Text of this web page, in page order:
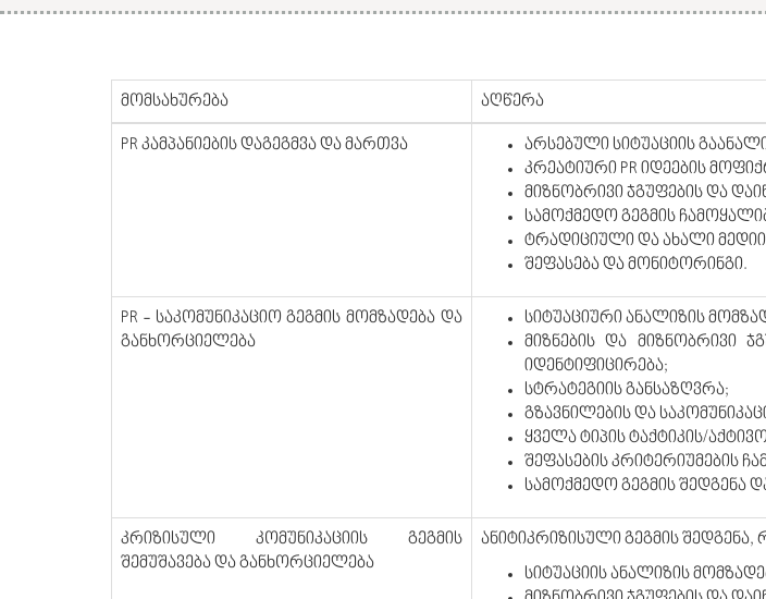
მომსახურება აღწერა
PR კამპანიების დაგეგმვა და მართვა
არსებული სიტუაციის
კრეატიური PR იდეების
მიზნობრივი ჯგუფების და
სამოქმედო გეგმის
ტრადიციული და ახალი
შეფასება და მონიტორინგი.
PR - საკომუნიკაციო გეგმის მომზადება და
განხორციელება
სიტუაციური ანალიზის
მიზნების და მიზნობრივი
იდენტიფიცირება;
სტრატეგიის განსაზღვრა;
გზავნილების და
ყველა ტიპის ტაქტიკის/
შეფასების კრიტერიუმების
სამოქმედო გეგმის შედგენა
კრიზისული კომუნიკაციის გეგმის
შემუშავება და განხორციელება
ანიტიკრიზისული გეგმის
სიტუაციის ანალიზის